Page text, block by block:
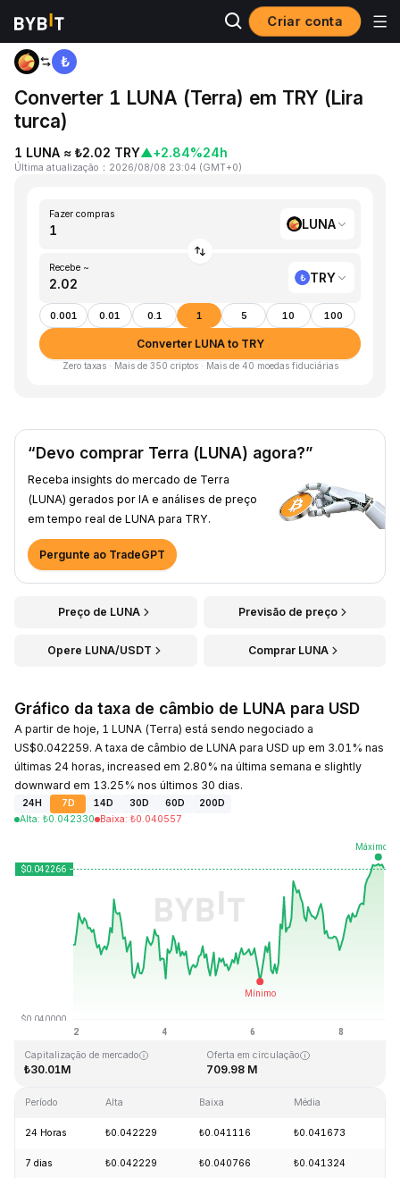
Criar conta
Página inicial
Converter 1 LUNA (Terra) em TRY (Lira
turca)
1 LUNA ≈ ₺2.02 TRY▲+2.84%24h
Última atualização ： 2026/08/08 23:04 (GMT+0)
Fazer compras
LUNA
Recebe ~
TRY
0.001 0.01 0.1 1 5 10 100
Converter LUNA to TRY
Zero taxas · Mais de 350 criptos · Mais de 40 moedas fiduciárias
“Devo comprar Terra (LUNA) agora?”
Receba insights do mercado de Terra
(LUNA) gerados por IA e análises de preço
em tempo real de LUNA para TRY.
Pergunte ao TradeGPT
Preço de LUNA Previsão de preço
Opere LUNA/USDT Comprar LUNA
Gráfico da taxa de câmbio de LUNA para USD
A partir de hoje, 1 LUNA (Terra) está sendo negociado a
US$0.042259. A taxa de câmbio de LUNA para USD up em 3.01% nas
últimas 24 horas, increased em 2.80% na última semana e slightly
downward em 13.25% nos últimos 30 dias.
24H 7D 14D 30D 60D
200D
Alta: ₺0.042330 Baixa: ₺0.040557
Máxima histórica
₺0.039339
Capitalização de mercado
₺30.01M
Oferta em circulação
709.98 M
Período Alta Baixa Média
24 Horas ₺0.042229 ₺0.041116 ₺0.041673
7 dias ₺0.042229 ₺0.040766 ₺0.041324